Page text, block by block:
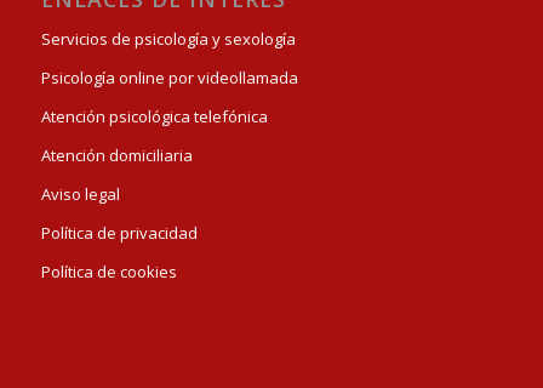
Servicios de psicología y sexología
Psicología online por videollamada
Atención psicológica telefónica
Atención domiciliaria
Aviso legal
Política de privacidad
Política de cookies